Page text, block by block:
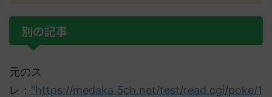
別の記事
元のス
レ： "https://medaka.5ch.net/test/read.cgi/poke/1